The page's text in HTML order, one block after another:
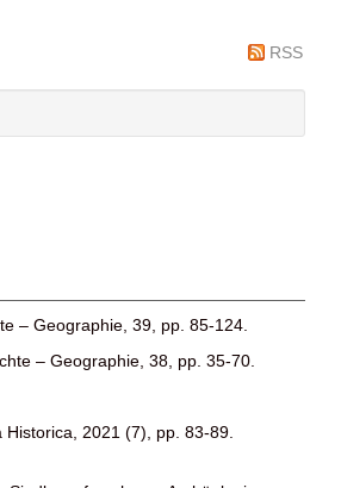
RSS
– Geographie, 39, pp. 85-124.
– Geographie, 38, pp. 35-70.
Historica, 2021 (7), pp. 83-89.